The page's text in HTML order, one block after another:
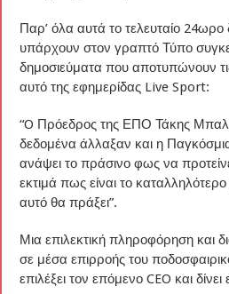
Παρ’ όλα αυτά το τελευταίο 24ωρο
υπάρχουν στον γραπτό Τύπο
δημοσιεύματα που αποτυπώνουν
αυτό της εφημερίδας Live Sport:
“O Πρόεδρος της ΕΠΟ Τάκης
δεδομένα άλλαξαν και η
ανάψει το πράσινο φως να
εκτιμά πως είναι το
αυτό θα πράξει”.
Μια επιλεκτική πληροφόρηση και
σε μέσα επιρροής του
επιλέξει τον επόμενο CEO και